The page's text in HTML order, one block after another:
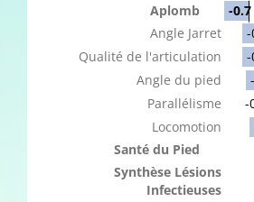
Aplomb
-0.7
Angle Jarret
-
Qualité de l'articulation
-
Angle du pied
Parallélisme
-
Locomotion
Santé du Pied
Synthèse Lésions
Infectieuses